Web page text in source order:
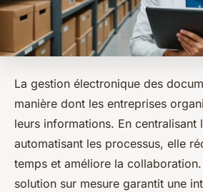
La gestion électronique des
manière dont les entreprises
leurs informations. En centralisant
automatisant les processus, elle
temps et améliore la
solution sur mesure garantit une